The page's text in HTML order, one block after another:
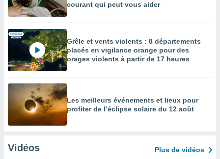
courant qui peut vous aider
Grêle et vents violents : 8 départements
placés en vigilance orange pour des
orages violents à partir de 17 heures
Les meilleurs événements et lieux pour
profiter de l’éclipse solaire du 12 août
Vidéos Plus de vidéos